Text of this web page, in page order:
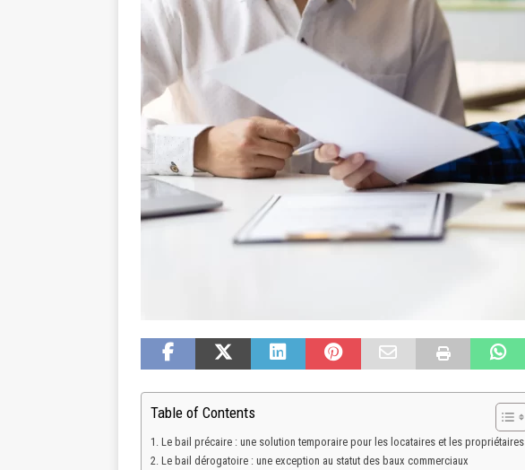
Table of Contents
Le bail précaire : une solution temporaire pour les locataires et les propriétaires
Le bail dérogatoire : une exception au statut des baux commerciaux